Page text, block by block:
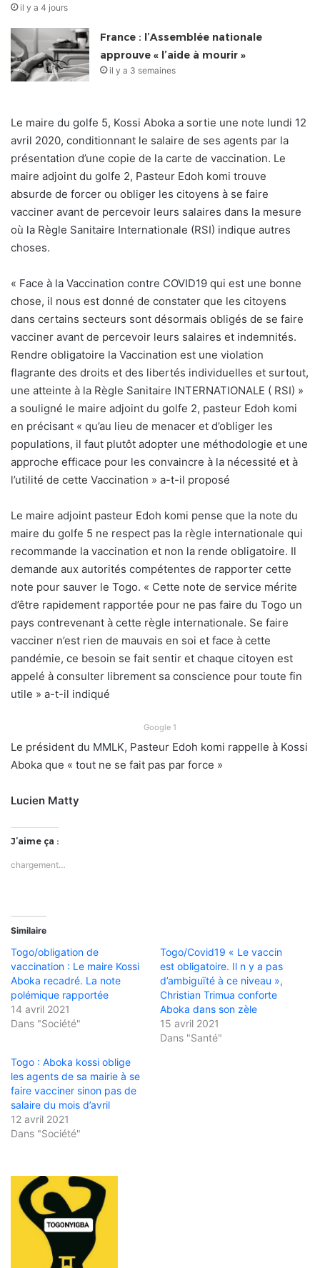
il y a 4 jours
France : l’Assemblée nationale
approuve « l’aide à mourir »
il y a 3 semaines
Le maire du golfe 5, Kossi Aboka a sortie une note lundi 12
avril 2020, conditionnant le salaire de ses agents par la
présentation d’une copie de la carte de vaccination. Le
maire adjoint du golfe 2, Pasteur Edoh komi trouve
absurde de forcer ou obliger les citoyens à se faire
vacciner avant de percevoir leurs salaires dans la mesure
où la Règle Sanitaire Internationale (RSI) indique autres
choses.
« Face à la Vaccination contre COVID19 qui est une bonne
chose, il nous est donné de constater que les citoyens
dans certains secteurs sont désormais obligés de se faire
vacciner avant de percevoir leurs salaires et indemnités.
Rendre obligatoire la Vaccination est une violation
flagrante des droits et des libertés individuelles et surtout,
une atteinte à la Règle Sanitaire INTERNATIONALE ( RSI) »
a souligné le maire adjoint du golfe 2, pasteur Edoh komi
en précisant « qu’au lieu de menacer et d’obliger les
populations, il faut plutôt adopter une méthodologie et une
approche efficace pour les convaincre à la nécessité et à
l’utilité de cette Vaccination » a-t-il proposé
Le maire adjoint pasteur Edoh komi pense que la note du
maire du golfe 5 ne respect pas la règle internationale qui
recommande la vaccination et non la rende obligatoire. Il
demande aux autorités compétentes de rapporter cette
note pour sauver le Togo. « Cette note de service mérite
d’être rapidement rapportée pour ne pas faire du Togo un
pays contrevenant à cette règle internationale. Se faire
vacciner n’est rien de mauvais en soi et face à cette
pandémie, ce besoin se fait sentir et chaque citoyen est
appelé à consulter librement sa conscience pour toute fin
utile » a-t-il indiqué
Google 1
Le président du MMLK, Pasteur Edoh komi rappelle à Kossi
Aboka que « tout ne se fait pas par force »
Lucien Matty
J’aime ça :
chargement…
Similaire
Togo/obligation de
vaccination : Le maire Kossi
Aboka recadré. La note
polémique rapportée
14 avril 2021
Dans "Société"
Togo/Covid19 « Le vaccin
est obligatoire. Il n y a pas
d’ambiguïté à ce niveau »,
Christian Trimua conforte
Aboka dans son zèle
15 avril 2021
Dans "Santé"
Togo : Aboka kossi oblige
les agents de sa mairie à se
faire vacciner sinon pas de
salaire du mois d’avril
12 avril 2021
Dans "Société"